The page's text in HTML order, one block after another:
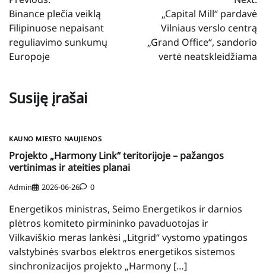
tarp
įrašų
Binance plečia veiklą
Filipinuose nepaisant
reguliavimo sunkumų
Europoje
„Capital Mill“ pardavė
Vilniaus verslo centrą
„Grand Office“, sandorio
vertė neatskleidžiama
Susiję įrašai
KAUNO MIESTO NAUJIENOS
Projekto „Harmony Link“ teritorijoje – pažangos
vertinimas ir ateities planai
Admin 2026-06-26 0
Energetikos ministras, Seimo Energetikos ir darnios
plėtros komiteto pirmininko pavaduotojas ir
Vilkaviškio meras lankėsi „Litgrid“ vystomo ypatingos
valstybinės svarbos elektros energetikos sistemos
sinchronizacijos projekto „Harmony […]